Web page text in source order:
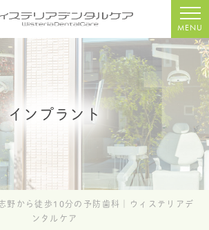
MENU
インプラント
野から徒歩10分の予防歯科｜ウィステリアデ
ンタルケア